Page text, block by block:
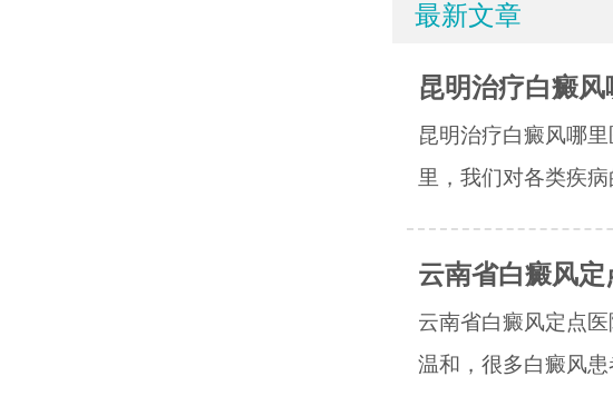
最新文章
昆明治疗白癜
昆明治疗白癜风哪
里，我们对各类疾
云南省白癜风
云南省白癜风定点
温和，很多白癜风